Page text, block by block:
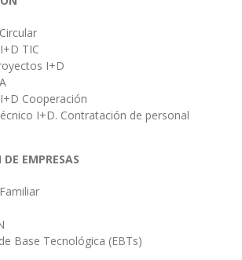
TIC
I+D
Cooperación
I+D. Contratación de personal
EMPRESAS
Base Tecnológica (EBTs)